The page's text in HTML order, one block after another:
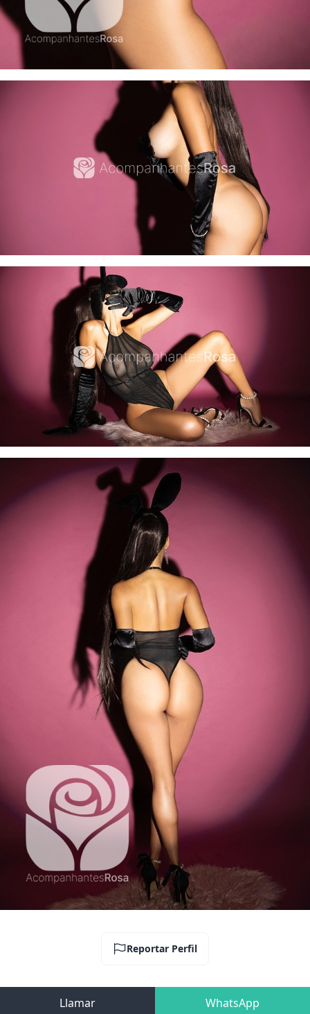
Reportar Perfil
Llamar WhatsApp